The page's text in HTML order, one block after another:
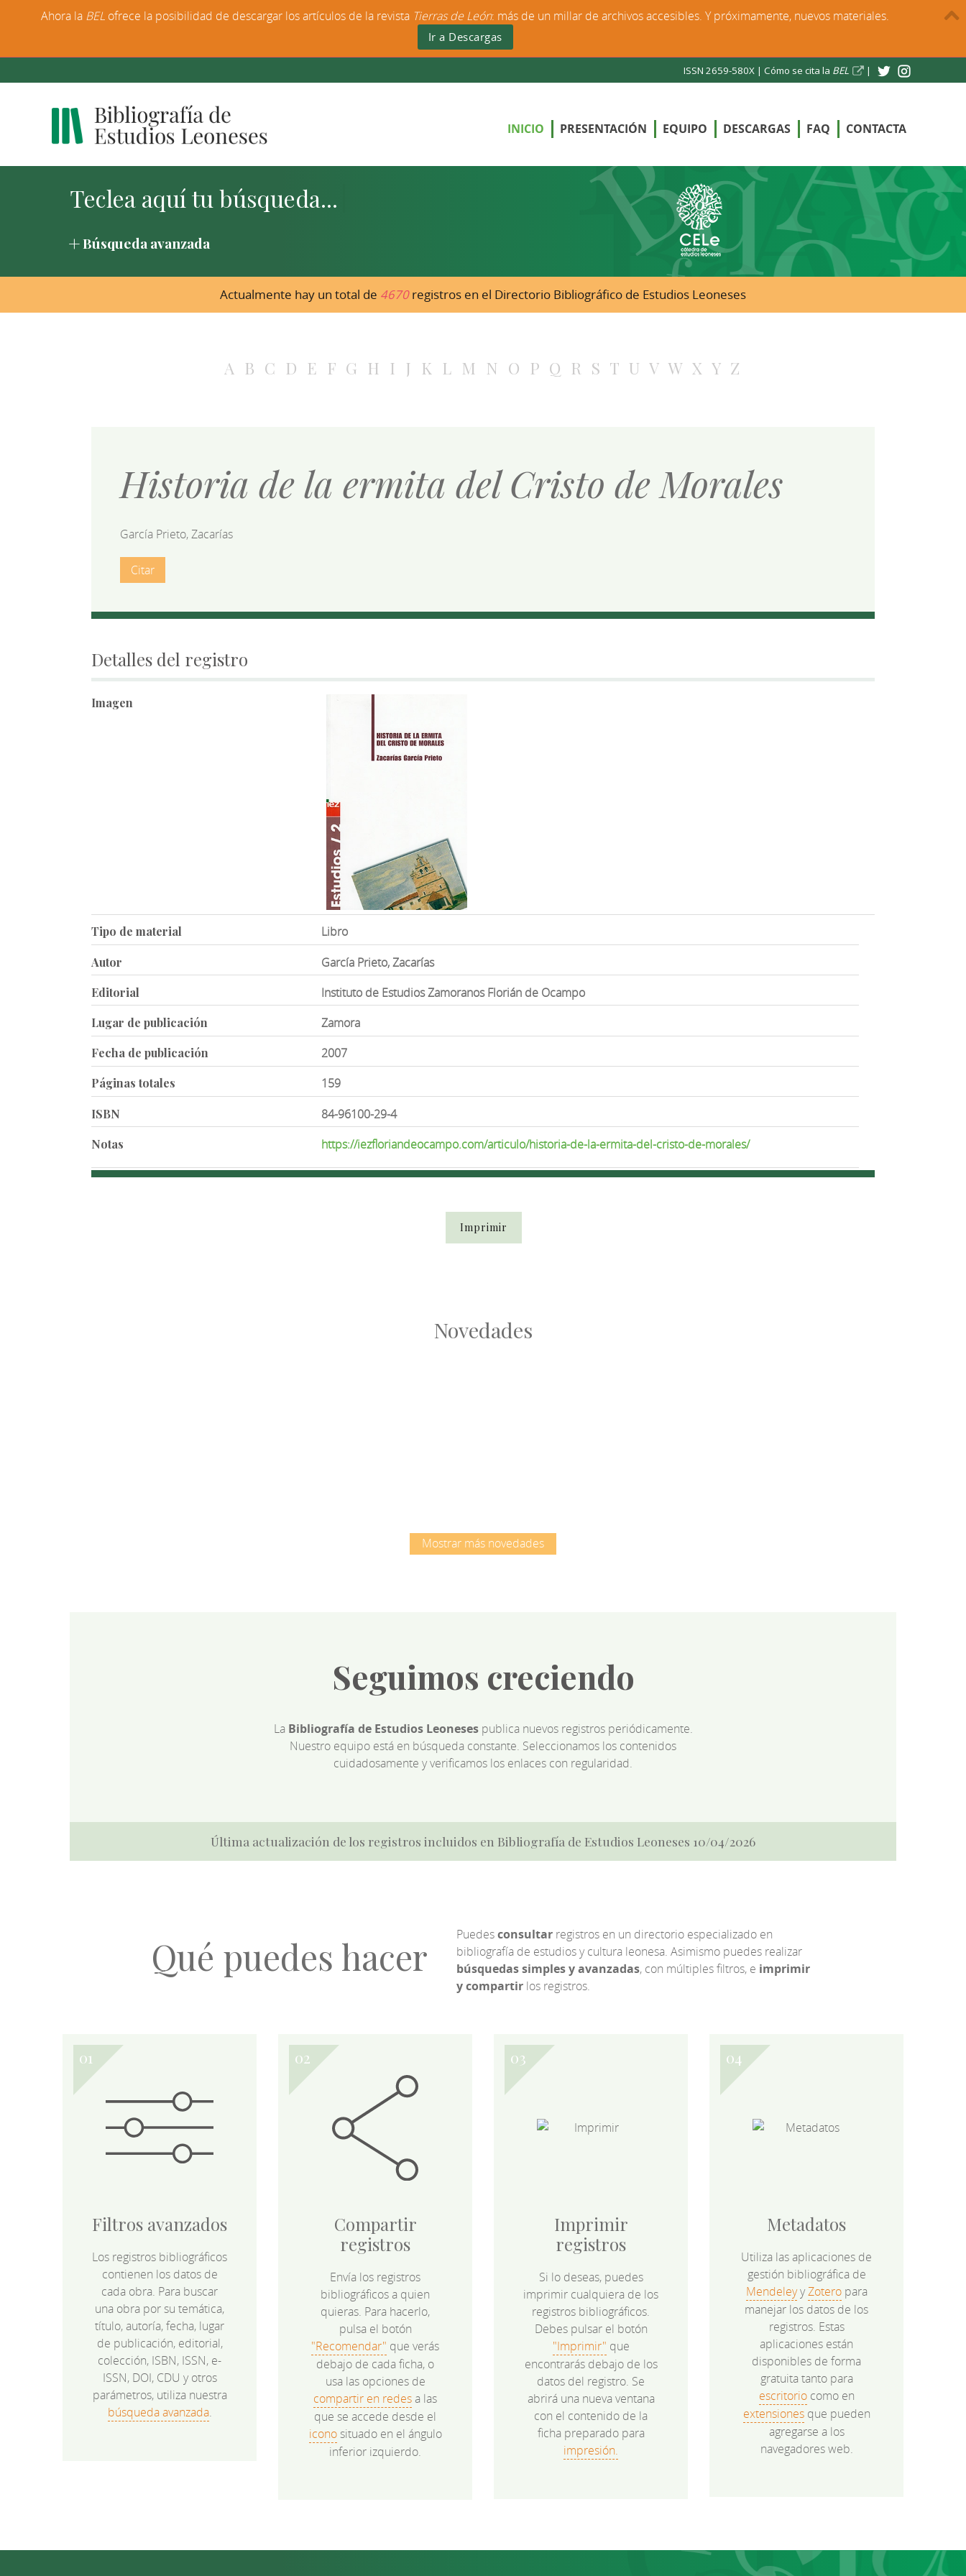
ISSN 2659-580X | Cómo se cita la BEL |
INICIO PRESENTACIÓN EQUIPO DESCARGAS FAQ CONTACTA
Búsqueda avanzada
Actualmente hay un total de 4670registros en el Directorio Bibliográfico de Estudios Leoneses
A B C D E F G H I J K L M N O P Q R S T U V W X Y Z
Historia de la ermita del Cristo de Morales
García Prieto, Zacarías
Citar
Detalles del registro
Imagen
Tipo de material Libro
Autor García Prieto, Zacarías
Editorial Instituto de Estudios Zamoranos Florián de Ocampo
Lugar de publicación Zamora
Fecha de publicación 2007
Páginas totales 159
ISBN 84-96100-29-4
Notas https://iezfloriandeocampo.com/articulo/historia-de-la-ermita-del-cristo-de-morales/
Imprimir
Novedades
Mostrar más novedades
Seguimos creciendo
La Bibliografía de Estudios Leonesespublica nuevos registros periódicamente.
Nuestro equipo está en búsqueda constante. Seleccionamos los contenidos
cuidadosamente y verificamos los enlaces con regularidad.
Última actualización de los registros incluidos en Bibliografía de Estudios Leoneses 10/04/2026
Qué puedes hacer Puedesconsultarregistros en un directorio especializado en
bibliografía de estudios y cultura leonesa. Asimismo puedes realizar
búsquedas simples y avanzadas, con múltiples filtros, e imprimir
y compartirlos registros.
Filtros avanzados
Los registros bibliográficos
contienen los datos de
cada obra. Para buscar
una obra por su temática,
título, autoría, fecha, lugar
de publicación, editorial,
colección, ISBN, ISSN, e-
ISSN, DOI, CDU y otros
parámetros, utiliza nuestra
búsqueda avanzada.
Compartir
registros
Envía los registros
bibliográficos a quien
quieras. Para hacerlo,
pulsa el botón
"Recomendar" que verás
debajo de cada ficha, o
usa las opciones de
compartir en redesa las
que se accede desde el
iconosituado en el ángulo
inferior izquierdo.
Imprimir
registros
Si lo deseas, puedes
imprimir cualquiera de los
registros bibliográficos.
Debes pulsar el botón
"Imprimir" que
encontrarás debajo de los
datos del registro. Se
abrirá una nueva ventana
con el contenido de la
ficha preparado para
impresión.
Metadatos
Utiliza las aplicaciones de
gestión bibliográfica de
MendeleyyZoteropara
manejar los datos de los
registros. Estas
aplicaciones están
disponibles de forma
gratuita tanto para
escritoriocomo en
extensionesque pueden
agregarse a los
navegadores web.
Ahora la BEL ofrece la posibilidad de descargar los artículos de la revista Tierras de León: más de un millar de archivos accesibles. Y próximamente, nuevos materiales.
Ir a Descargas